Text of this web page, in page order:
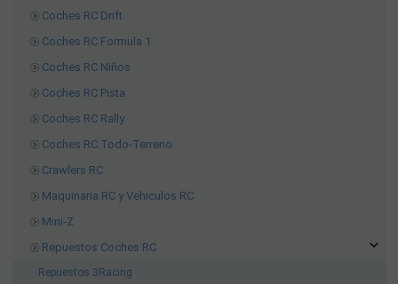
Coches RC Drift
Coches RC Formula 1
Coches RC Niños
Coches RC Pista
Coches RC Rally
Coches RC Todo-Terreno
Crawlers RC
Maquinaria RC y Vehiculos RC
Mini-Z
Repuestos Coches RC
Repuestos 3Racing